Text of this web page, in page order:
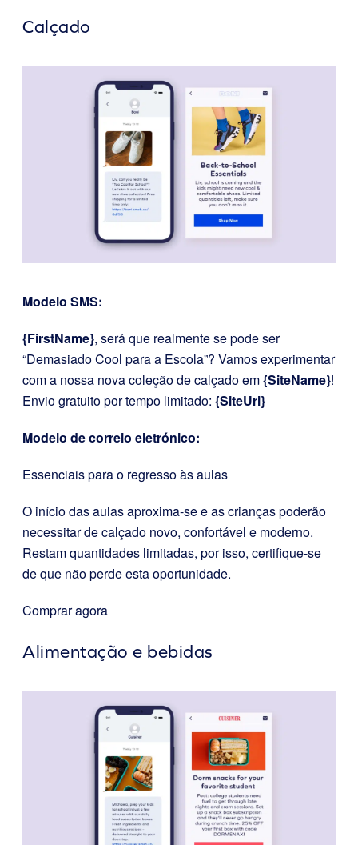
Calçado
Modelo SMS:
{FirstName}, será que realmente se pode ser
“Demasiado Cool para a Escola”? Vamos experimentar
com a nossa nova coleção de calçado em{SiteName}!
Envio gratuito por tempo limitado: {SiteUrl}
Modelo de correio eletrónico:
Essenciais para o regresso às aulas
O início das aulas aproxima-se e as crianças poderão
necessitar de calçado novo, confortável e moderno.
Restam quantidades limitadas, por isso, certifique-se
de que não perde esta oportunidade.
Comprar agora
Alimentação e bebidas